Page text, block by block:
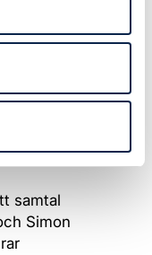
därför
en
och
Sifo
samtal
Simon